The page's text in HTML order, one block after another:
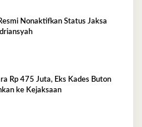
Nonaktifkan Status Jaksa
Rp 475 Juta, Eks Kades Buton
ke Kejaksaan